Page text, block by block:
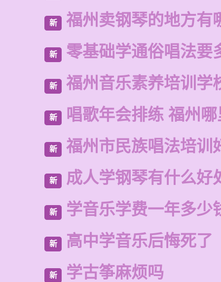
新 福州卖钢琴的地方有
新 零基础学通俗唱法要
新 福州音乐素养培训学
新 唱歌年会排练 福州
新 福州市民族唱法培训
新 成人学钢琴有什么好
新 学音乐学费一年多少
新 高中学音乐后悔死了
新 学古筝麻烦吗